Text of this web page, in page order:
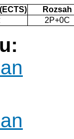
Rozsah
2P+0C